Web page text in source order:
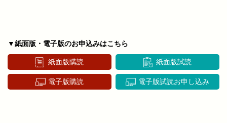
▼紙面版・電子版のお申込みはこちら
紙面版購読 紙面版試読
電子版購読 電子版試読お申し込み